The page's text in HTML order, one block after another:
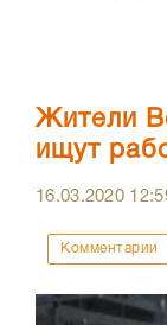
Жители
ищут
16.03.2020
Комментарии